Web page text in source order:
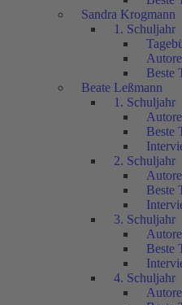
Sandra Krogmann
1. Schuljahr
Beste
Beate Leßmann
1. Schuljahr
Beste
2. Schuljahr
Beste
3. Schuljahr
Beste
4. Schuljahr